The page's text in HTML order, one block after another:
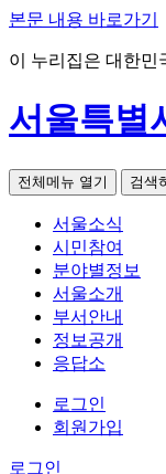
본문 내용 바로가기
이 누리집은 대한민
서울특별
전체메뉴 열기 검색
서울소식
시민참여
분야별정보
서울소개
부서안내
정보공개
응답소
로그인
회원가입
로그인